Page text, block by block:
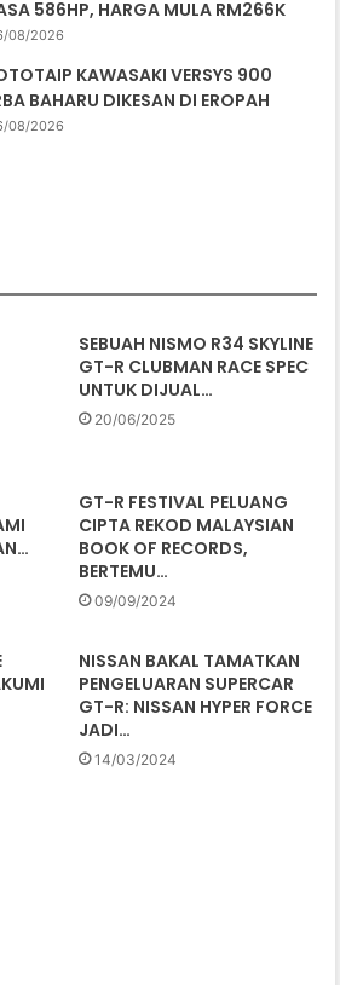
586HP, HARGA MULA RM266K
08/2026
KAWASAKI VERSYS 900
BAHARU DIKESAN DI EROPAH
08/2026
SEBUAH NISMO R34 SKYLINE
GT-R CLUBMAN RACE SPEC
UNTUK DIJUAL…
20/06/2025
GT-R FESTIVAL PELUANG
CIPTA REKOD MALAYSIAN
BOOK OF RECORDS,
BERTEMU…
09/09/2024
NISSAN BAKAL TAMATKAN
PENGELUARAN SUPERCAR
GT-R: NISSAN HYPER FORCE
JADI…
14/03/2024